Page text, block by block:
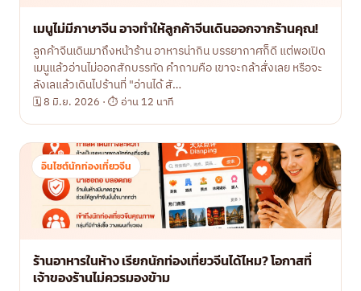
เมนูไม่มีภาษาจีน อาจทำให้ลูกค้าจีนเดินออกจากร้านคุณ!
ลูกค้าจีนเดินมาถึงหน้าร้าน อาหารน่ากิน บรรยากาศก็ดี แต่พอเปิด
เมนูแล้วอ่านไม่ออกสักบรรทัด คำถามคือ เขาจะกล้าสั่งเลย หรือจะ
ลังเลแล้วเดินไปร้านที่ "อ่านได้ สั…
🗓 8 มิ.ย. 2026 · ⏱ อ่าน 12 นาที
อินไซต์นักท่องเที่ยวจีน
ร้านอาหารในห้าง เรียกนักท่องเที่ยวจีนได้ไหม? โอกาสที่
เจ้าของร้านไม่ควรมองข้าม